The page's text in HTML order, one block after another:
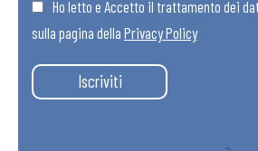
Ho letto e Accetto il trattamento dei
sulla pagina della Privacy Policy
Iscriviti